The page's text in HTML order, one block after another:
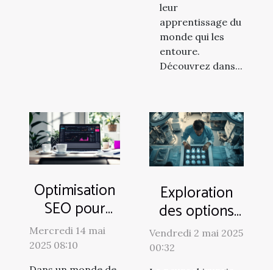
leur
apprentissage du
monde qui les
entoure.
Découvrez dans...
Optimisation
SEO pour
sites de
thérapeutes
et
Mercredi 14 mai
2025 08:10
Exploration
des options
de traitement
Vendredi 2 mai 2025
00:32